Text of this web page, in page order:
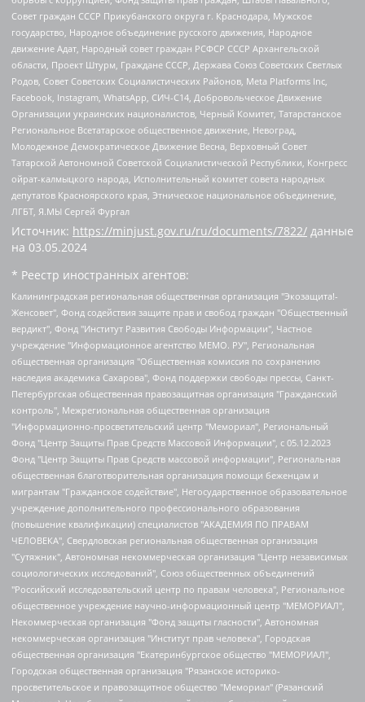
Совет граждан СССР Прикубанского округа г. Краснодара, Мужское
государство, Народное объединение русского движения, Народное
движение Адат, Народный совет граждан РСФСР СССР Архангельской
области, Проект Штурм, Граждане СССР, Держава Союз Советских Светлых
Родов, Совет Советских Социалистических Районов, Meta Platforms Inc,
Facebook, Instagram, WhatsApp, СИЧ-С14, Добровольческое Движение
Организации украинских националистов, Черный Комитет, Татарстанское
Региональное Всетатарское общественное движение, Невоград,
Молодежное Демократическое Движение Весна, Верховный Совет
Татарской Автономной Советской Социалистической Республики, Конгресс
ойрат-калмыцкого народа, Исполнительный комитет совета народных
депутатов Красноярского края, Этническое национальное объединение,
ЛГБТ, Я.МЫ Сергей Фургал
Источник: https://minjust.gov.ru/ru/documents/7822/ данные
на 03.05.2024
* Реестр иностранных агентов:
Калининградская региональная общественная организация "Экозащита!-Женсовет", Фонд содействия защите прав и свобод граждан "Общественный вердикт", Фонд "Институт Развития Свободы Информации", Частное учреждение "Информационное агентство МЕМО. РУ", Региональная общественная организация "Общественная комиссия по сохранению наследия академика Сахарова", Фонд поддержки свободы прессы, Санкт-Петербургская общественная правозащитная организация "Гражданский контроль", Межрегиональная общественная организация "Информационно-просветительский центр "Мемориал", Региональный Фонд "Центр Защиты Прав Средств Массовой Информации", с 05.12.2023 Фонд "Центр Защиты Прав Средств массовой информации", Региональная общественная благотворительная организация помощи беженцам и мигрантам "Гражданское содействие", Негосударственное образовательное учреждение дополнительного профессионального образования (повышение квалификации) специалистов "АКАДЕМИЯ ПО ПРАВАМ ЧЕЛОВЕКА", Свердловская региональная общественная организация "Сутяжник", Автономная некоммерческая организация "Центр независимых социологических исследований", Союз общественных объединений "Российский исследовательский центр по правам человека", Региональное общественное учреждение научно-информационный центр "МЕМОРИАЛ", Некоммерческая организация "Фонд защиты гласности", Автономная некоммерческая организация "Институт прав человека", Городская общественная организация "Екатеринбургское общество "МЕМОРИАЛ", Городская общественная организация "Рязанское историко-просветительское и правозащитное общество "Мемориал" (Рязанский Мемориал), Челябинский региональный орган общественной самодеятельности – женское общественное объединение "Женщины Евразии", Челябинский региональный орган общественной самодеятельности "Уральская правозащитная группа", Фонд содействия защите здоровья и социальной справедливости имени Андрея Рылькова, Автономная Некоммерческая Организация "Аналитический Центр Юрия Левады", Автономная некоммерческая организация социальной поддержки населения "Проект Апрель", Региональная общественная организация помощи женщинам и детям, находящимся в кризисной ситуации "Информационно-методический центр "Анна", Фонд содействия развитию массовых коммуникаций и правовому просвещению "Так-так-Так", Фонд содействия устойчивому развитию "Серебряная тайга", Свердловский региональный общественный фонд социальных проектов "Новое время", "Idel.Реалии", Кавказ.Реалии, Крым.Реалии, Телеканал Настоящее Время, Татаро-башкирская служба Радио Свобода (Azatliq Radiosi), Радио Свободная Европа/Радио Свобода (PCE/PC), "Сибирь.Реалии", "Фактограф", Благотворительный фонд помощи осужденным и их семьям, Автономная некоммерческая организация "Институт глобализации и социальных движений", Фонд "В защиту прав заключенных", Частное учреждение "Центр поддержки и содействия развитию средств массовой информации", Пензенский региональный общественный благотворительный фонд "Гражданский союз", "Север.Реалии", Некоммерческая организация Фонд "Правовая инициатива", Общество с ограниченной ответственностью "Радио Свободная Европа/Радио Свобода", Чешское информационное агентство "MEDIUM-ORIENT", Красноярская региональная общественная организация "Мы против СПИДа", Камалягин Денис Николаевич, Маркелов Сергей Евгеньевич, Пономарев Лев Александрович, Савицкая Людмила Алексеевна, Автономная некоммерческая организация "Центр по работе с проблемой насилия "НАСИЛИЮ.НЕТ", Межрегиональный профессиональный союз работников здравоохранения "Альянс врачей", Юридическое лицо, зарегистрированное в Латвийской Республике, SIA "Medusa Project" (регистрационный номер 40103797863, дата регистрации 10.06.2014), Некоммерческая организация "Фонд по борьбе с коррупцией", Автономная некоммерческая организация "Институт права и публичной политики", Баданин Роман Сергеевич, Гликин Максим Александрович, Железнова Мария Михайловна, Лукьянова Юлия Сергеевна, Маетная Елизавета Витальевна, Маняхин Петр Борисович, Чуракова Ольга Владимировна, Ярош Юлия Петровна, Юридическое лицо "The Insider SIA", зарегистрированное в Риге, Латвийская Республика (дата регистрации 26.06.2015), являющееся администратором доменного имени интернет-издания "The Insider SIA", https://theins.ru, Постернак Алексей Евгеньевич, Рубин Михаил Аркадьевич, Анин Роман Александрович, Юридическое лицо Istories fonds, зарегистрированное в Латвийской Республике (регистрационный номер 50008295751, дата регистрации 24.02.2020), Великовский Дмитрий Александрович, Долинина Ирина Николаевна, Мароховская Алеся Алексеевна, Шлейнов Роман Юрьевич, Шмагун Олеся Валентиновна, Общество с ограниченной ответственностью "Альтаир 2021", Общество с ограниченной ответственностью "Вега 2021", Общество с ограниченной ответственностью "Главный редактор 2021", Общество с ограниченной ответственностью "Ромашки монолит", Важенков Артем Валерьевич, Ивановская областная общественная организация "Центр гендерных исследований", Гурман Юрий Альбертович, Медиапроект "ОВД-Инфо", Егоров Владимир Владимирович, Жилинский Владимир Александрович, Общество с ограниченной ответственностью "ЗП", Иванова София Юрьевна, Карезина Инна Павловна, Кильтау Екатерина Викторовна, Петров Алексей Викторович, Пискунов Сергей Евгеньевич, Смирнов Сергей Сергеевич, Тихонов Михаил Сергеевич, Общество с ограниченной ответственностью "ЖУРНАЛИСТ-ИНОСТРАННЫЙ АГЕНТ", Арапова Галина Юрьевна, Вольтская Татьяна Анатольевна, Американская компания "Mason G.E.S. Anonymous Foundation" (США), являющаяся владельцем интернет-издания https://mnews.world/, Компания "Stichting Bellingcat", зарегистрированная в Нидерландах (дата регистрации 11.07.2018), Захаров Андрей Вячеславович, Клепиковская Екатерина Дмитриевна, Общество с ограниченной ответственностью "МЕМО", Перл Роман Александрович, Симонов Евгений Алексеевич, Соловьева Елена Анатольевна, Сотников Даниил Владимирович, Сурначева Елизавета Дмитриевна, Автономная некоммерческая организация по защите прав человека и информированию населения "Якутия – Наше Мнение", Общество с ограниченной ответственностью "Москоу диджитал медиа", с 26.01.2023 Общество с ограниченной ответственностью "Чайка Белые сады", Ветошкина Валерия Валерьевна, Заговора Максим Александрович, Межрегиональное общественное движение "Российская ЛГБТ - сеть", Оленичев Максим Владимирович, Павлов Иван Юрьевич, Скворцова Елена Сергеевна, Общество с ограниченной ответственностью "Как бы инагент", Кочетков Игорь Викторович, Общество с ограниченной ответственностью "Честные выборы", Еланчик Олег Александрович, Общество с ограниченной ответственностью "Нобелевский призыв", Гималова Регина Эмилевна, Григорьев Андрей Валерьевич, Григорьева Алина Александровна, Ассоциация по содействию защите прав призывников, альтернативнослужащих и военнослужащих "Правозащитная группа "Гражданин.Армия.Право", Хисамова Регина Фаритовна, Автономная некоммерческая организация по реализации социально-правовых программ "Лилит", Дальневосточное общественное движение "Маяк", Санкт-Петербургская ЛГБТ-инициативная группа "Выход", Инициативная группа ЛГБТ+ "Реверс", Алексеев Андрей Викторович, Бекбулатова Таисия Львовна, Беляев Иван Михайлович, Владыкина Елена Сергеевна, Гельман Марат Александрович, Никульшина Вероника Юрьевна, Толоконникова Надежда Андреевна, Шендерович Виктор Анатольевич, Общество с ограниченной ответственностью "Данное сообщение", Общество с ограниченной ответственностью Издательский дом "Новая глава", Айнбиндер Александра Александровна, Московский комьюнити-центр для ЛГБТ+инициатив, Благотворительный фонд развития филантропии, Deutsche Welle (Германия, Kurt-Schumacher-Strasse 3, 53113 Bonn), Борзунова Мария Михайловна, Воробьев Виктор Викторович, Голубева Анна Львовна, Константинова Алла Михайловна, Малкова Ирина Владимировна, Мурадов Мурад Абдулгалимович, Осетинская Елизавета Николаевна, Понасенков Евгений Николаевич, Ганапольский Матвей Юрьевич, Киселев Евгений Алексеевич, Борухович Ирина Григорьевна, Дремин Иван Тимофеевич, Дубровский Дмитрий Викторович, Красноярская региональная общественная организация поддержки и развития альтернативных образовательных технологий и межкультурных коммуникаций "ИНТЕРРА", Маяковская Екатерина Алексеевна, Фейгин Марк Захарович, Филимонов Андрей Викторович, Дзугкоева Регина Николаевна, Доброхотов Роман Александрович, Дудь Юрий Александрович, Елкин Сергей Владимирович, Кругликов Кирилл Игоревич, Сабунаева Мария Леонидовна, Семенов Алексей Владимирович, Шаинян Карен Багратович, Шульман Екатерина Михайловна, Асафьев Артур Валерьевич, Вахштайн Виктор Семенович, Венедиктов Алексей Алексеевич, Лушникова Екатерина Евгеньевна, Волков Леонид Михайлович, Невзоров Александр Глебович, Пархоменко Сергей Борисович, Сироткин Ярослав Николаевич, Кара-Мурза Владимир Владимирович, Баранова Наталья Владимировна, Гозман Леонид Яковлевич, Кагарлицкий Борис Юльевич, Климарев Михаил Валерьевич, Милов Владимир Станиславович, Автономная некоммерческая организация Краснодарский центр современного искусства "Типография", Моргенштерн Алишер Тагирович, Соболь Любовь Эдуардовна, Общество с ограниченной ответственностью "ЛИЗА НОРМ", Каспаров Гарри Кимович, Ходорковский Михаил Борисович, Общество с ограниченной ответственностью "Апрельские тезисы", Данилович Ирина Брониславовна, Кашин Олег Владимирович, Петров Николай Владимирович, Пивоваров Алексей Владимирович, Соколов Михаил Владимирович, Цветкова Юлия Владимировна, Чичваркин Евгений Александрович, Комитет против пыток/Команда против пыток, Общество с ограниченной ответственностью "Первый научный", Общество с ограниченной ответственностью "Вертолет и ко", Белоцерковская Вероника Борисовна, Кац Максим Евгеньевич, Лазарева Татьяна Юрьевна, Шаведдинов Руслан Табризович, Яшин Илья Валерьевич, Общество с ограниченной ответственностью "Иноагент ААВ", Алешковский Дмитрий Петрович, Альбац Евгения Марковна, Быков Дмитрий Львович, Галямина Юлия Евгеньевна, Лойко Сергей Леонидович, Мартынов Кирилл Константинович, Медведев Сергей Александрович, Крашенинников Федор Геннадиевич, Гордеева Катерина Вл